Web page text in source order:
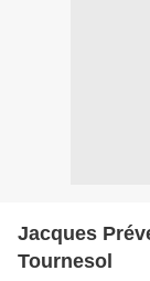
Jacques
Tournesol